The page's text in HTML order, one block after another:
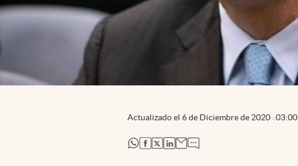
Actualizado el 6 de Diciembre de 2020 03:00
abre en nueva pestaña
abre en nueva pestaña
abre en nueva pestaña
abre en nueva pestaña